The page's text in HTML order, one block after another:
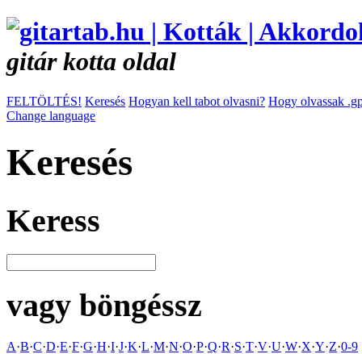
gitár kotta oldal
FELTÖLTÉS! Keresés Hogyan kell tabot olvasni? Hogy olvassak
Change language
Keresés
Keress
vagy böngéssz
A·B·C·D·E·F·G·H·I·J·K·L·M·N·O·P·Q·R·S·T·V·U·W·X·Y·Z·0-9